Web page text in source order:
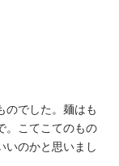
のでした。麺はも
。こてこてのもの
いのかと思いまし